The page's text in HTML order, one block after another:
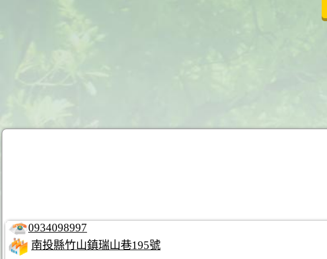
0934098997
南投縣竹山鎮瑞山巷195號